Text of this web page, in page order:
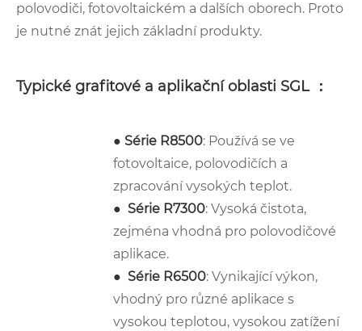
polovodiči, fotovoltaickém a dalších oborech. Proto
je nutné znát jejich základní produkty.
Typické grafitové a aplikační oblasti SGL ：
● Série R8500: Používá se ve
fotovoltaice, polovodičích a
zpracování vysokých teplot.
● Série R7300: Vysoká čistota,
zejména vhodná pro polovodičové
aplikace.
● Série R6500: Vynikající výkon,
vhodný pro různé aplikace s
vysokou teplotou, vysokou zatížení